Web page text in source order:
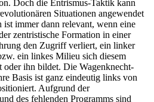
Doch die Entrismus-Taktik kann
Situationen angewendet
ist immer dann relevant, wenn eine
zentristische Formation in einer
den Zugriff verliert, ein linker
ein linkes Milieu sich diesem
oder ihn bildet. Die Wagenknecht-
Basis ist ganz eindeutig links von
Aufgrund der
des fehlenden Programms sind